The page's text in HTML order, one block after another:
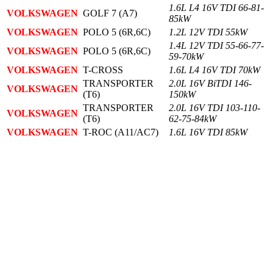
VOLKSWAGEN GOLF 7 (A7)
1.6L L4 16V TDI 66-81-
85kW
VOLKSWAGEN POLO 5 (6R,6C)
1.2L 12V TDI 55kW
VOLKSWAGEN POLO 5 (6R,6C)
1.4L 12V TDI 55-66-77-
59-70kW
VOLKSWAGEN T-CROSS
1.6L L4 16V TDI 70kW
VOLKSWAGEN
TRANSPORTER
(T6)
2.0L 16V BiTDI 146-
150kW
VOLKSWAGEN
TRANSPORTER
(T6)
2.0L 16V TDI 103-110-
62-75-84kW
VOLKSWAGEN T-ROC (A11/AC7) 1.6L 16V TDI 85kW